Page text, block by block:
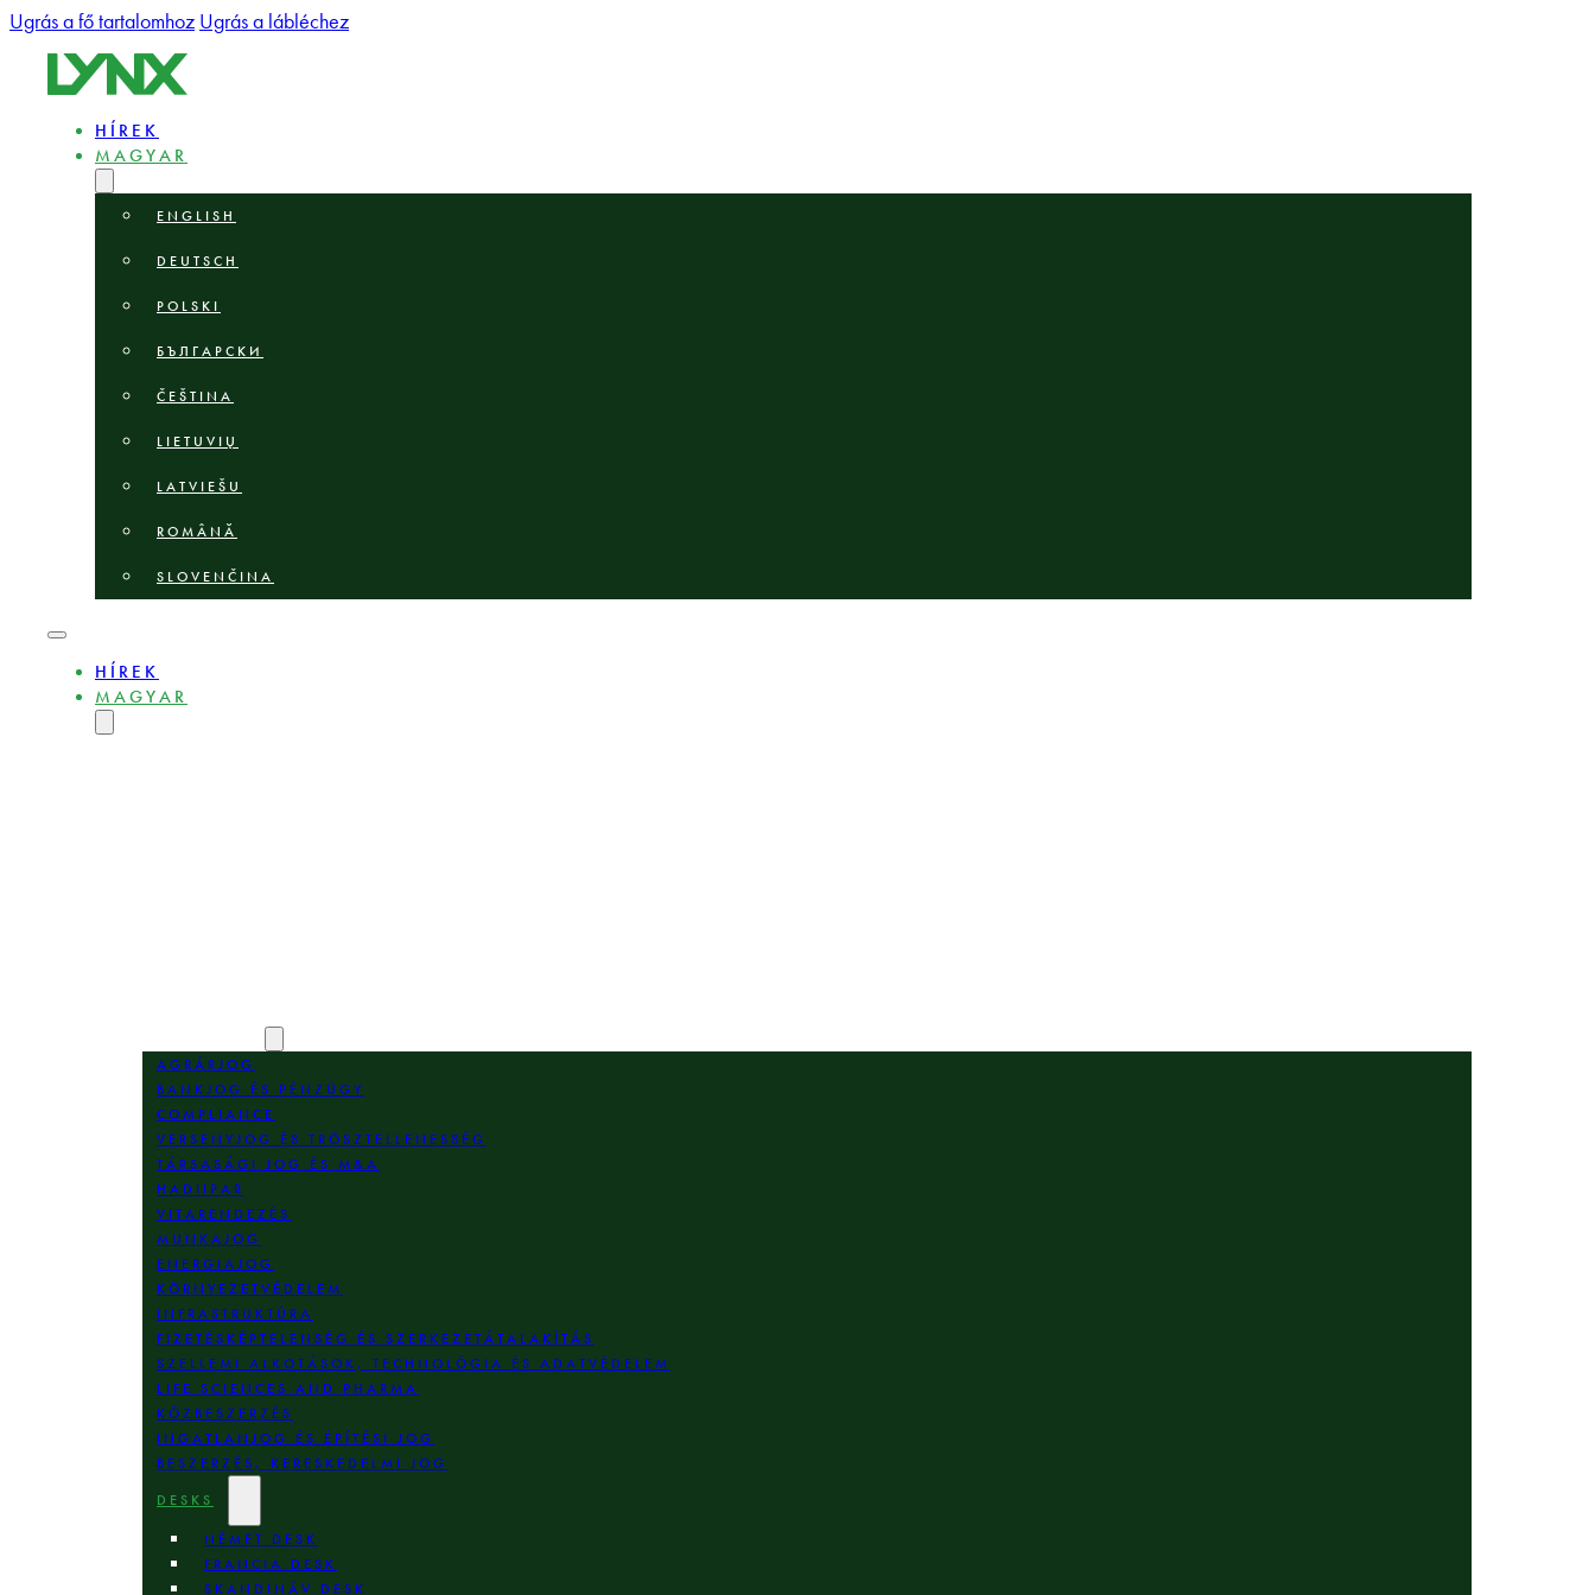
Ugrás a fő tartalomhoz Ugrás a lábléchez
HÍREK
MAGYAR
ENGLISH
DEUTSCH
POLSKI
БЪЛГАРСКИ
ČEŠTINA
LIETUVIŲ
LATVIEŠU
ROMÂNĂ
SLOVENČINA
HÍREK
MAGYAR
AGRÁRJOG
BANKJOG ÉS PÉNZÜGY
COMPLIANCE
VERSENYJOG ÉS TRÖSZTELLENESSÉG
TÁRSASÁGI JOG ÉS M&A
HADIIPAR
VITARENDEZÉS
MUNKAJOG
ENERGIAJOG
KÖRNYEZETVÉDELEM
INFRASTRUKTÚRA
FIZETÉSKÉPTELENSÉG ÉS SZERKEZETÁTALAKÍTÁS
SZELLEMI ALKOTÁSOK, TECHNOLÓGIA ÉS ADATVÉDELEM
LIFE SCIENCES AND PHARMA
KÖZBESZERZÉS
INGATLANJOG ÉS ÉPÍTÉSI JOG
BESZERZÉS, KERESKEDELMI JOG
DESKS
NÉMET DESK
FRANCIA DESK
SKANDINÁV DESK